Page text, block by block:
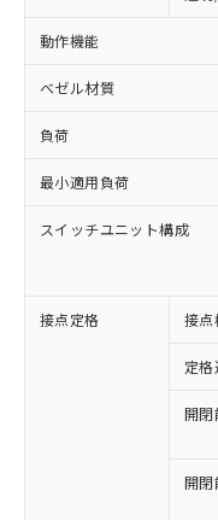
動作機能
ベゼル材質
負荷
最小適用負荷
スイッチユニット構成
接点定格 接点
定
開閉
開閉
ご利用
対応済み
非含有に対応
有に対応した